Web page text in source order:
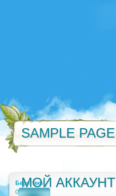
SAMPLE PAGE
МОЙ АККАУНТ
Берегиня
0